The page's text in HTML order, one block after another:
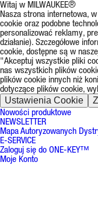
Witaj w MILWAUKEE®
Nasza strona internetowa,
cookie oraz podobne
personalizować reklamy,
działanie). Szczegółowe
cookie, dostępne są w
"Akceptuj wszystkie pliki
nas wszystkich plików
plików cookie innych niż
dotyczące plików cookie,
Ustawienia Cookie
Nowości produktowe
NEWSLETTER
Mapa Autoryzowanych
E-SERVICE
Zaloguj się do ONE-KEY™
Moje Konto